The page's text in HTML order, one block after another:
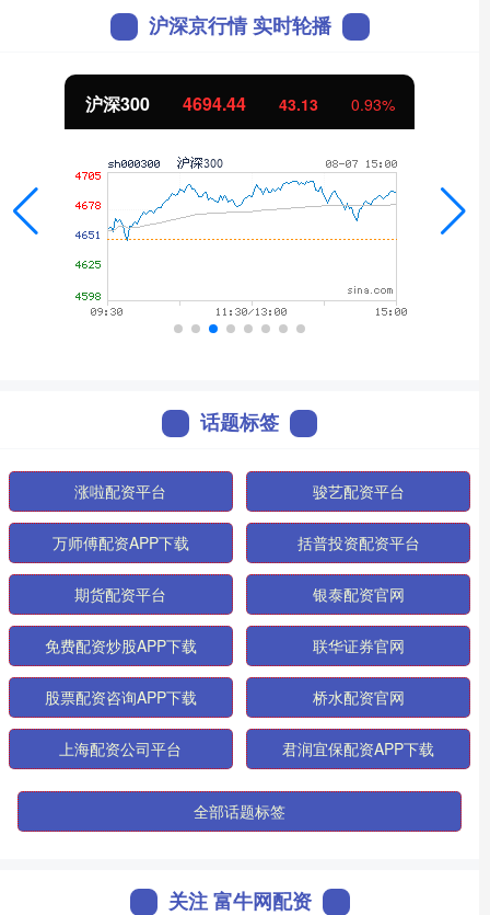
沪深京行情 实时轮播
沪深300 4694.44 43.13 0.93%
话题标签
涨啦配资平台 骏艺配资平台
万师傅配资APP下载 括普投资配资平台
期货配资平台 银泰配资官网
免费配资炒股APP下载 联华证券官网
股票配资咨询APP下载 桥水配资官网
上海配资公司平台 君润宜保配资APP下载
全部话题标签
关注 富牛网配资